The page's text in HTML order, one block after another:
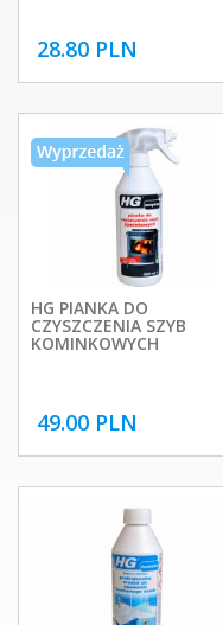
28.80 PLN
HG PIANKA DO
CZYSZCZENIA SZYB
KOMINKOWYCH
49.00 PLN